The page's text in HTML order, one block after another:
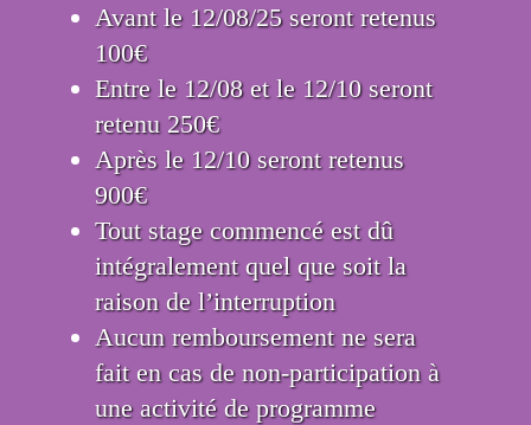
Avant le 12/08/25 seront retenus
100€
Entre le 12/08 et le 12/10 seront
retenu 250€
Après le 12/10 seront retenus
900€
Tout stage commencé est dû
intégralement quel que soit la
raison de l’interruption
Aucun remboursement ne sera
fait en cas de non-participation à
une activité de programme